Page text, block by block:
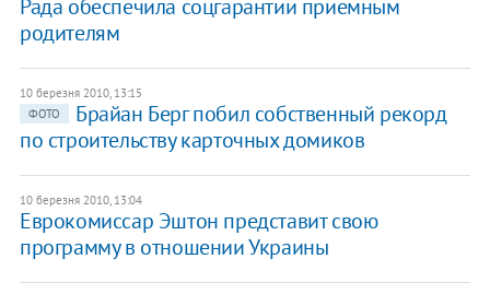
Рада обеспечила соцгарантии приемным
родителям
10 березня 2010, 13:15
ФОТО
Брайан Берг побил собственный рекорд
по строительству карточных домиков
10 березня 2010, 13:04
Еврокомиссар Эштон представит свою
программу в отношении Украины